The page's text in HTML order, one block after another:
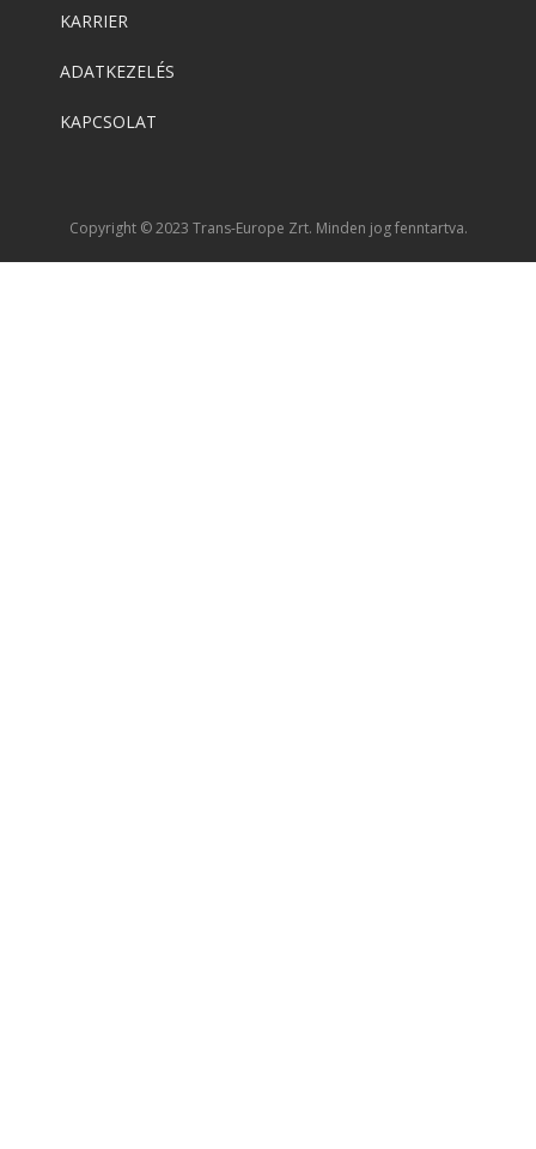
KARRIER
ADATKEZELÉS
KAPCSOLAT
Copyright © 2023 Trans-Europe Zrt. Minden jog fenntartva.